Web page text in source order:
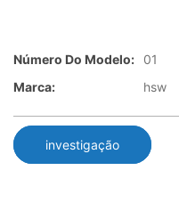
Número Do Modelo:
01
Marca:
hsw
investigação